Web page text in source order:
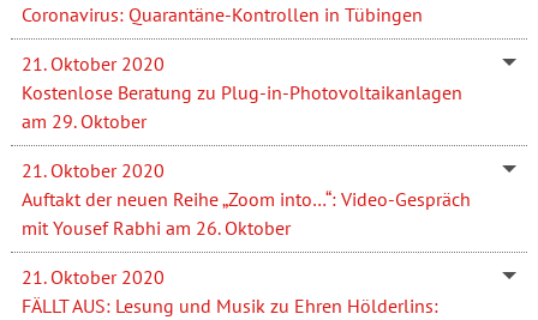
Coronavirus: Quarantäne-Kontrollen in Tübingen
21. Oktober 2020
Kostenlose Beratung zu Plug-in-Photovoltaikanlagen
am 29. Oktober
21. Oktober 2020
Auftakt der neuen Reihe „Zoom into…“: Video-Gespräch
mit Yousef Rabhi am 26. Oktober
21. Oktober 2020
FÄLLT AUS: Lesung und Musik zu Ehren Hölderlins: